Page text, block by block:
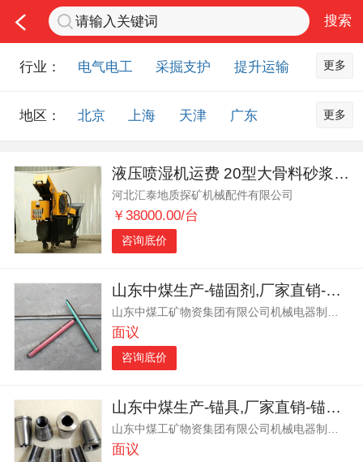
行业： 电气电工 采掘支护
提升运输
排水设备
钻探设备
非金属品
化工化学
安防设备
矿用物资
应急救援
智能制造
农业机械
交通机械
更多
地区： 北京 上海 天津
广东
山东
内蒙古 黑龙江
吉林
辽宁
江苏 浙江
湖北
湖南
安徽
江西
陕西
云南
西藏 甘肃
青海
宁夏
海南 新疆
台湾
香港
澳门
更多
液压喷湿机运费 20型大骨料砂浆泵试机发货
河北汇泰地质探矿机械配件有限公司
￥38000.00/台
咨询底价
山东中煤生产-锚固剂,厂家直销-锚固剂,锚固剂-用途
山东中煤工矿物资集团有限公司机械电器制造分公司
面议
咨询底价
山东中煤生产-锚具,厂家直销-锚具,锚具-质量
面议